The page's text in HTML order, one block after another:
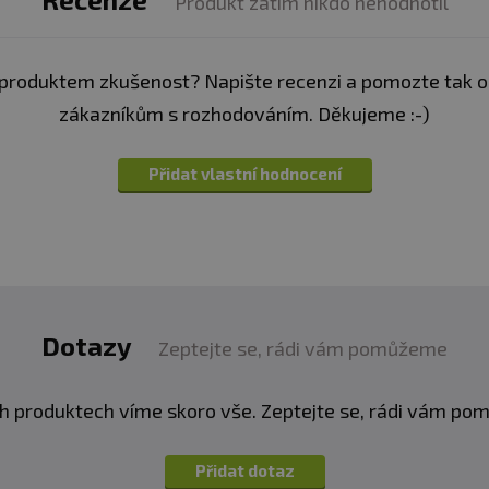
zkušenost? Napište recenzi a pomozte tak
zákazníkům s rozhodováním. Děkujeme :-)
Přidat vlastní hodnocení
Dotazy Zeptejte se, rádi vám pomůžeme
produktech víme skoro vše. Zeptejte se, rádi vám
Přidat dotaz